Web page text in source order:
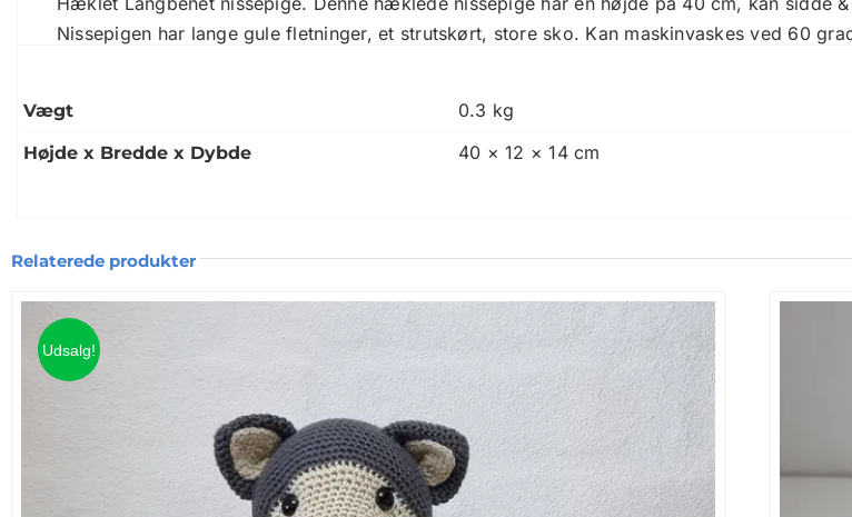
Nissepigen har lange gule fletninger, et strutskørt, store sko. Kan maskinvaskes ved 60
Vægt 0.3 kg
Højde x Bredde x Dybde 40 × 12 × 14 cm
Relaterede produkter
Udsalg!